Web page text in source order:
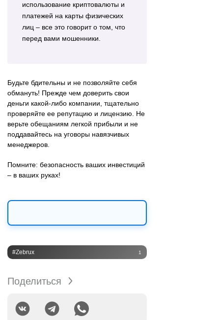
использование криптовалюты и
платежей на карты физических
лиц – все это говорит о том, что
перед вами мошенники.
Будьте бдительны и не позволяйте себя
обмануть! Прежде чем доверить свои
деньги какой-либо компании, тщательно
проверяйте ее репутацию и лицензию. Не
верьте обещаниям легкой прибыли и не
поддавайтесь на уговоры навязчивых
менеджеров.
Помните: безопасность ваших инвестиций
– в ваших руках!
#Zebrux 1
Поделиться